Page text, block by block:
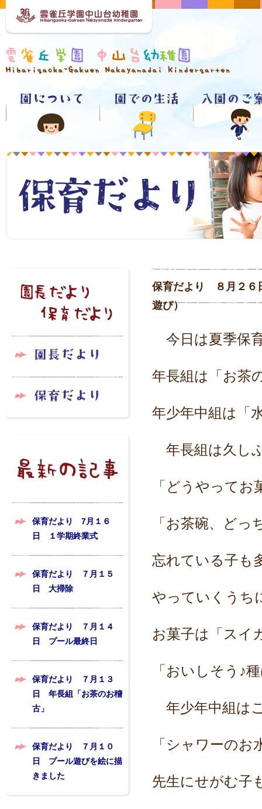
保育だより 7月１６
日 １学期終業式
保育だより ７月１５
日 大掃除
保育だより ７月１４
日 プール最終日
保育だより ７月１３
日 年長組「お茶のお稽
古」
保育だより ７月１０
日 プール遊びを絵に描
きました
保育だより ８月２６
遊び）
今日は夏季保
年長組は「お茶
年少年中組は「
年長組は久し
「どうやって
「お茶碗、ど
忘れている子も
やっていくうち
お菓子は「スイ
「おいしそう♪
年少年中組は
「シャワーのお
先生にせがむ子